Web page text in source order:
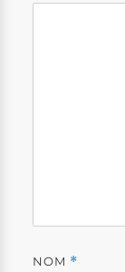
NOM *